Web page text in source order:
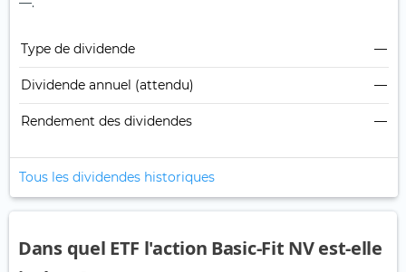
Type de dividende —
Dividende annuel (attendu) —
Rendement des dividendes —
Tous les dividendes historiques
Dans quel ETF l'action Basic-Fit NV est-elle